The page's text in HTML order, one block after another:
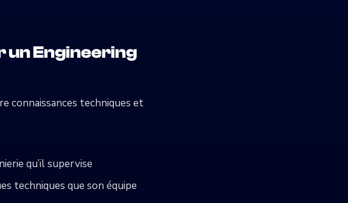
un Engineering
connaissances techniques et
qu’il supervise
techniques que son équipe